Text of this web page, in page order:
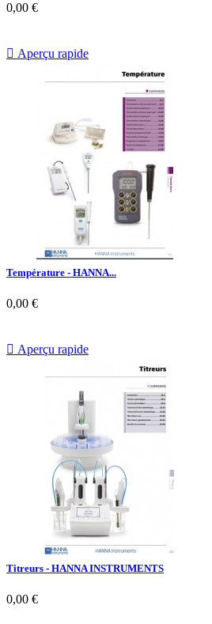
0,00 €
 Aperçu rapide
Température - HANNA...
0,00 €
 Aperçu rapide
Titreurs - HANNA INSTRUMENTS
0,00 €